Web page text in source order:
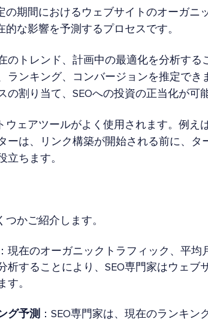
の期間におけるウェブサイトのオーガニ
的な影響を予測するプロセスです。
のトレンド、計画中の最適化を分析する
ランキング、コンバージョンを推定でき
の割り当て、SEOへの投資の正当化が可
ウェアツールがよく使用されます。例え
ーは、リンク構築が開始される前に、タ
立ちます。
つかご紹介します。
：現在のオーガニックトラフィック、平
析することにより、SEO専門家はウェブ
す。
グ予測
：SEO専門家は、現在のランキ